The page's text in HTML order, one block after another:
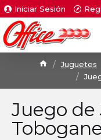
Iniciar Sesión
Juguetes
Juego de